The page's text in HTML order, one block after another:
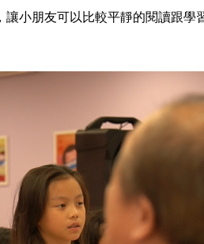
小朋友可以比較平靜的閱讀跟學